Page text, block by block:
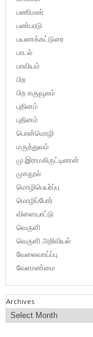
பணிமலர்
பண்பாடு
பயணக்கட்டுரை
பாடல்
பாவியம்
பிற
பிற கருவூலம்
புதினம்
புதினம்
பொன்மொழி
மருத்துவம்
மு.இராமகிருட்டிணன்
முகநூல்
மொழிபெயர்ப்பு
மொழிப்போர்
விளையாட்டு
வெருளி
வெருளி அறிவியல்
வேலைவாய்ப்பு
வேளாண்மை
Archives